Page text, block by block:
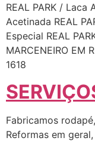
REAL PARK / Laca
Acetinada REAL
Especial REAL
MARCENEIRO EM
1618
Fabricamos
Reformas em